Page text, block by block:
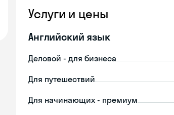
Услуги и цены
Английский язык
Деловой - для бизнеса
Для путешествий
Для начинающих - премиум